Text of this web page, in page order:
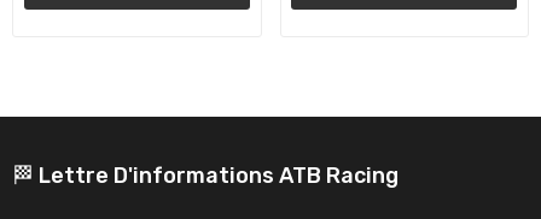
🏁 Lettre D'informations ATB Racing